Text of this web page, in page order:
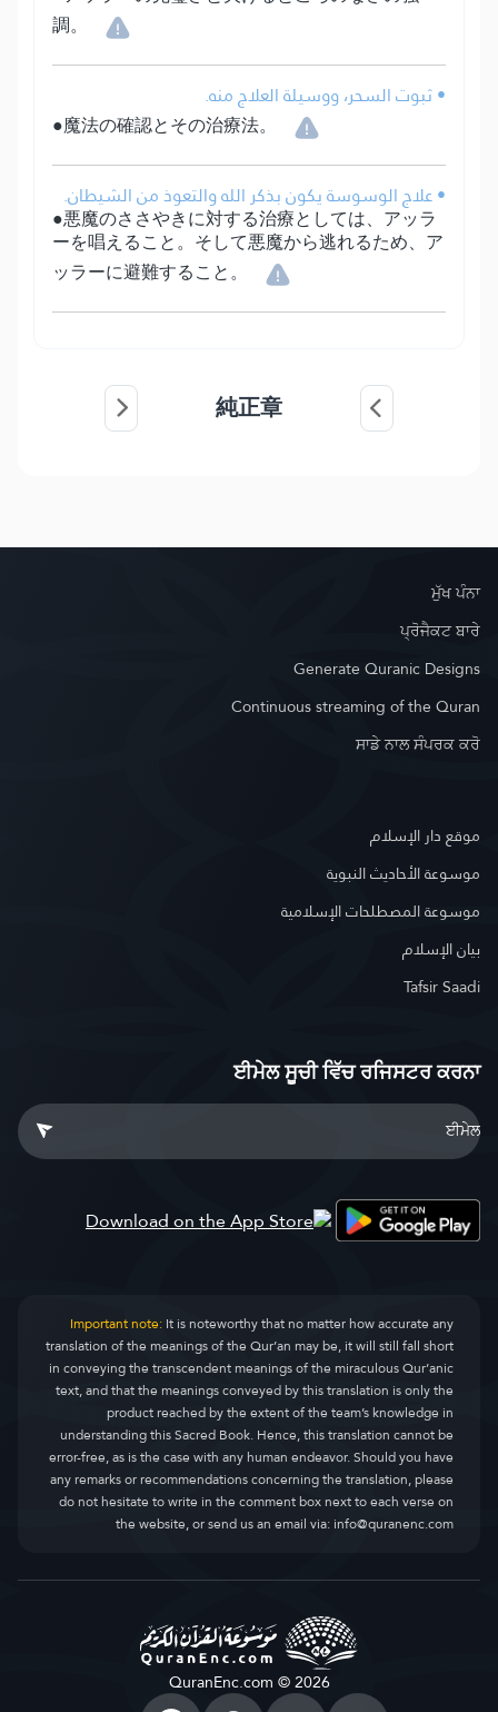
調。
• ثبوت السحر، ووسيلة العلاج منه.
●魔法の確認とその治療法。
• علاج الوسوسة يكون بذكر الله والتعوذ من الشيطان.
●悪魔のささやきに対する治療としては、アッラ
ーを唱えること。そして悪魔から逃れるため、ア
ッラーに避難すること。
純正章
ਮੁੱਖ ਪੰਨਾ
ਪ੍ਰੋਜੈਕਟ ਬਾਰੇ
Generate Quranic Designs
Continuous streaming of the Quran
ਸਾਡੇ ਨਾਲ ਸੰਪਰਕ ਕਰੋ
موقع دار الإسلام
موسوعة الأحاديث النبوية
موسوعة المصطلحات الإسلامية
بيان الإسلام
Tafsir Saadi
ਈਮੇਲ ਸੂਚੀ ਵਿੱਚ ਰਜਿਸਟਰ ਕਰਨਾ
Important note:It is noteworthy that no matter how accurate any
translation of the meanings of the Qur’an may be, it will still fall short
in conveying the transcendent meanings of the miraculous Qur’anic
text, and that the meanings conveyed by this translation is only the
product reached by the extent of the team’s knowledge in
understanding this Sacred Book. Hence, this translation cannot be
error-free, as is the case with any human endeavor. Should you have
any remarks or recommendations concerning the translation, please
do not hesitate to write in the comment box next to each verse on
the website, or send us an email via:info@quranenc.com
QuranEnc.com © 2026